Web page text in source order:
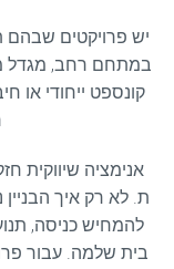
קונספט ייחודי או
אנימציה שיווקית
להמחיש כניסה,